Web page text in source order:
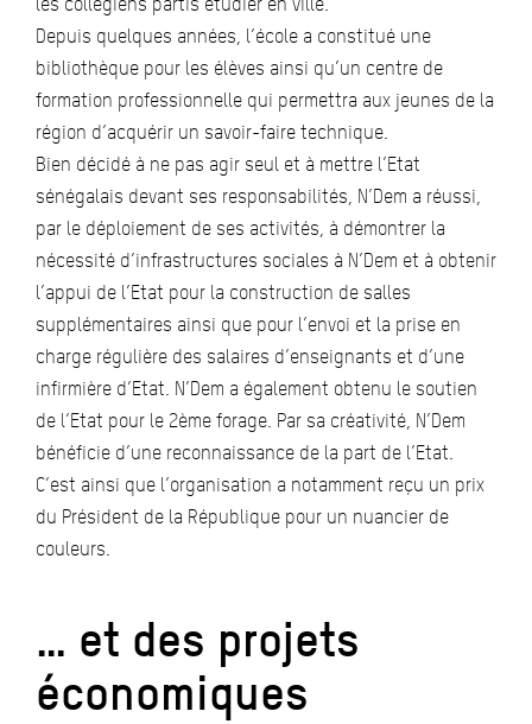
Depuis quelques années, l’école a constitué une
bibliothèque pour les élèves ainsi qu’un centre de
formation professionnelle qui permettra aux jeunes de la
région d’acquérir un savoir-faire technique.
Bien décidé à ne pas agir seul et à mettre l’Etat
sénégalais devant ses responsabilités, N’Dem a réussi,
par le déploiement de ses activités, à démontrer la
nécessité d’infrastructures sociales à N’Dem et à obtenir
l’appui de l’Etat pour la construction de salles
supplémentaires ainsi que pour l’envoi et la prise en
charge régulière des salaires d’enseignants et d’une
infirmière d’Etat. N’Dem a également obtenu le soutien
de l’Etat pour le 2ème forage. Par sa créativité, N’Dem
bénéficie d’une reconnaissance de la part de l’Etat.
C’est ainsi que l’organisation a notamment reçu un prix
du Président de la République pour un nuancier de
couleurs.
… et des projets
économiques